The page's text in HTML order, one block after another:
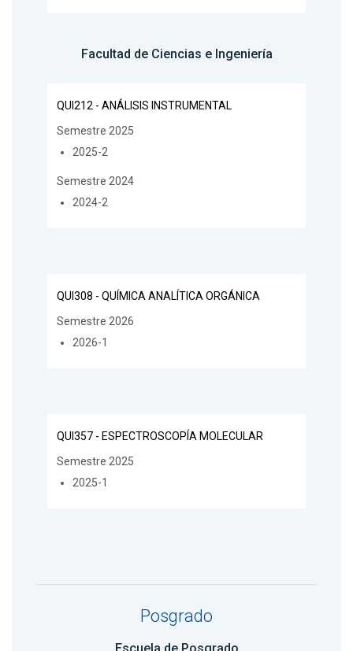
Facultad de Ciencias e Ingeniería
QUI212 - ANÁLISIS INSTRUMENTAL
Semestre 2025
2025-2
Semestre 2024
2024-2
QUI308 - QUÍMICA ANALÍTICA ORGÁNICA
Semestre 2026
2026-1
QUI357 - ESPECTROSCOPÍA MOLECULAR
Semestre 2025
2025-1
Posgrado